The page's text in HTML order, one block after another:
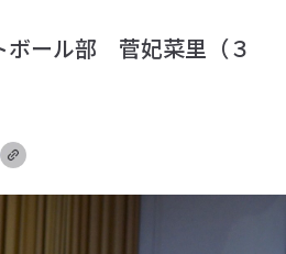
ボール部 菅妃菜里（３